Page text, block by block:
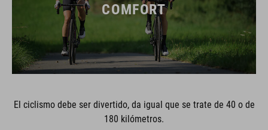
COMFORT
El ciclismo debe ser divertido, da igual que se trate de 40 o de
180 kilómetros.